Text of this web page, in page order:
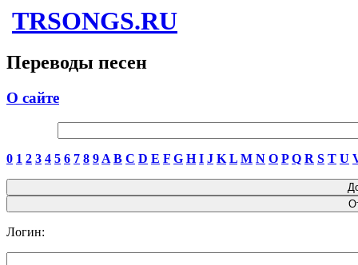
TRSONGS.RU
Переводы песен
О сайте
0 1 2 3 4 5 6 7 8 9 A B C D E F G H I J K L M N O P Q R S T U
Логин: